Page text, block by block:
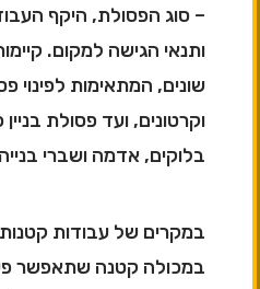
– סוג הפסולת, היקף
ותנאי הגישה למקום.
שונים, המתאימות לפינוי
וקרטונים, ועד פסולת
בלוקים, אדמה ושברי
במקרים של עבודות
במכולה קטנה שתאפשר